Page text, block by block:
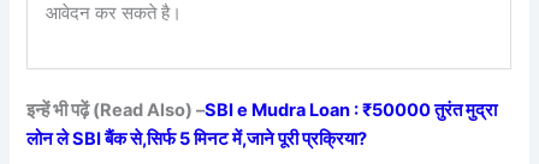
आवेदन कर सकते है।
इन्हें भी पढ़ें (Read Also) –SBI e Mudra Loan : ₹50000 तुरंत मुद्रा
लोन ले SBI बैंक से,सिर्फ 5 मिनट में,जाने पूरी प्रक्रिया?